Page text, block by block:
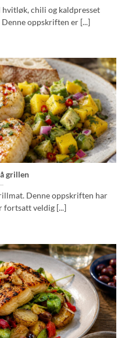
hvitløk, chili og kaldpresset
oppskriften er [...]
grillen
Denne oppskriften har
fortsatt veldig [...]